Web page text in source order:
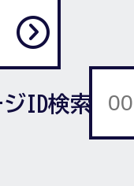
ID検索